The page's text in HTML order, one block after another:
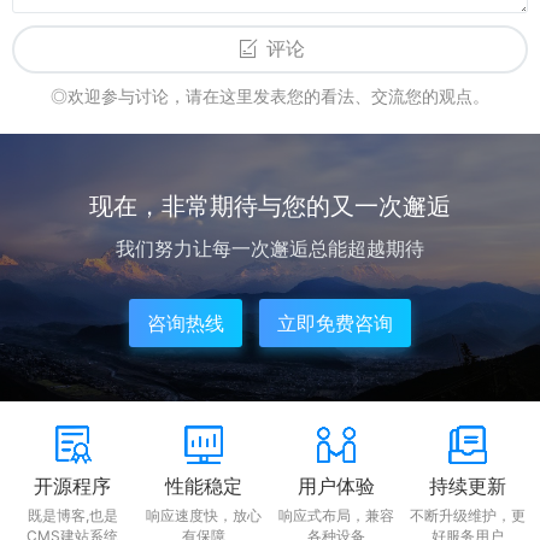
评论
◎欢迎参与讨论，请在这里发表您的看法、交流您的观点。
现在，非常期待与您的又一次邂逅
我们努力让每一次邂逅总能超越期待
咨询热线 立即免费咨询
开源程序
既是博客,也是
CMS建站系统
性能稳定
响应速度快，放心
有保障
用户体验
响应式布局，兼容
各种设备
持续更新
不断升级维护，更
好服务用户